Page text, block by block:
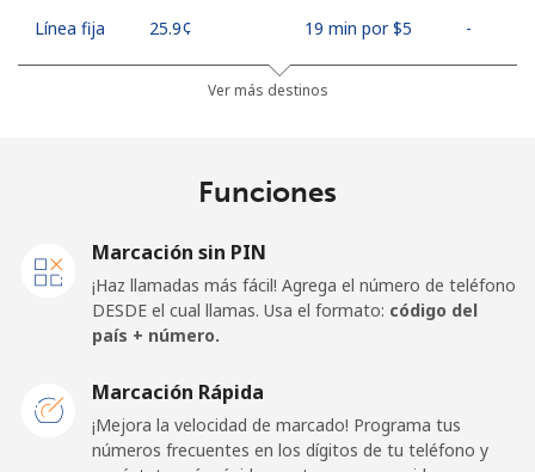
Línea fija ⁦25.9¢⁩ 19 min por ⁦$5⁩ -
10 min por ⁦$5⁩
Celular
American Samoa
Línea fija ⁦19.5¢⁩
⁦21.5¢⁩ 23 min por ⁦$5⁩ -
Ver más destinos
Funciones
Marcación sin PIN
¡Haz llamadas más fácil! Agrega el número de teléfono
DESDE el cual llamas. Usa el formato: código del
país + número.
Marcación Rápida
¡Mejora la velocidad de marcado! Programa tus
números frecuentes en los dígitos de tu teléfono y